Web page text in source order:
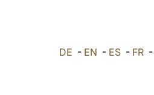
DE - EN - ES- FR-